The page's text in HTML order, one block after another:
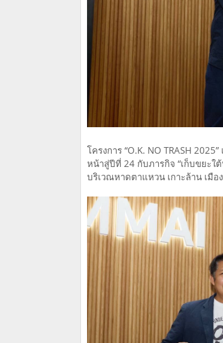
โครงการ “O.K. NO TRASH
หน้าสู่ปีที่ 24 กับภารกิจ “เก็บขยะใ
บริเวณหาดตาแหวน เกาะล้าน เมื